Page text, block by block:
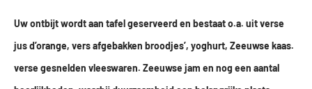
Uw ontbijt wordt aan tafel geserveerd en bestaat o.a. uit verse
jus d’orange, vers afgebakken broodjes’, yoghurt, Zeeuwse kaas.
verse gesnelden vleeswaren. Zeeuwse jam en nog een aantal